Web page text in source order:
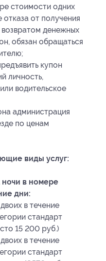
стоимости одних
от получения
возвратом денежных
обязан обращаться
купон
личность,
водительское
администрация
по ценам
виды услуг:
в номере
дни:
в течение
стандарт
15 200 руб.)
в течение
стандарт